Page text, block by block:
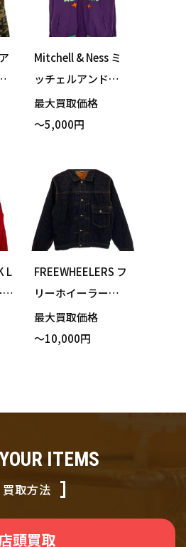
い取りました！
Mitchell & Ness ミ
ッチェルアンドネ
ス NBA ALL STAR ト
ラックジャケット
た！
最大買取価格
～5,000円
L
FREEWHEELERS フ
リーホイーラーズ T
HE VANISHING WES
T ヴァニシングウエ
最大買取価格
～10,000円
ITEMS
買取方法
頭買取